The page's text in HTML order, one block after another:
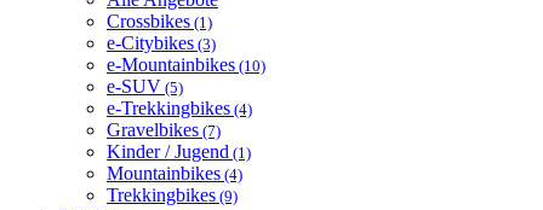
Crossbikes (1)
e-Citybikes (3)
e-Mountainbikes (10)
e-SUV (5)
e-Trekkingbikes (4)
Gravelbikes (7)
Kinder / Jugend (1)
Mountainbikes (4)
Trekkingbikes (9)